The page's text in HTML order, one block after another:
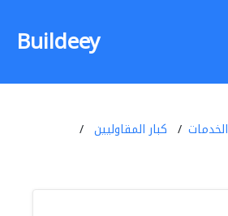
Buildeey
الخدمات
كبار المقاوليين